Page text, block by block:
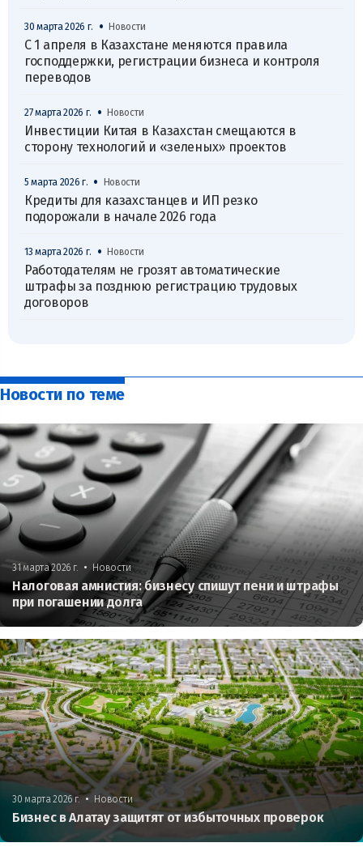
30 марта 2026 г. • Новости
С 1 апреля в Казахстане меняются правила
господдержки, регистрации бизнеса и контроля
переводов
27 марта 2026 г. • Новости
Инвестиции Китая в Казахстан смещаются в
сторону технологий и «зеленых» проектов
5 марта 2026 г. • Новости
Кредиты для казахстанцев и ИП резко
подорожали в начале 2026 года
13 марта 2026 г. • Новости
Работодателям не грозят автоматические
штрафы за позднюю регистрацию трудовых
договоров
Новости по теме
31 марта 2026 г. • Новости
Налоговая амнистия: бизнесу спишут пени и штрафы
при погашении долга
30 марта 2026 г. • Новости
Бизнес в Алатау защитят от избыточных проверок